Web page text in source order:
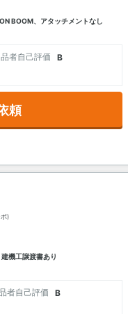
BOOM、アタッチメントなし
者自己評価
B
頼
)
機工譲渡書あり
者自己評価
B